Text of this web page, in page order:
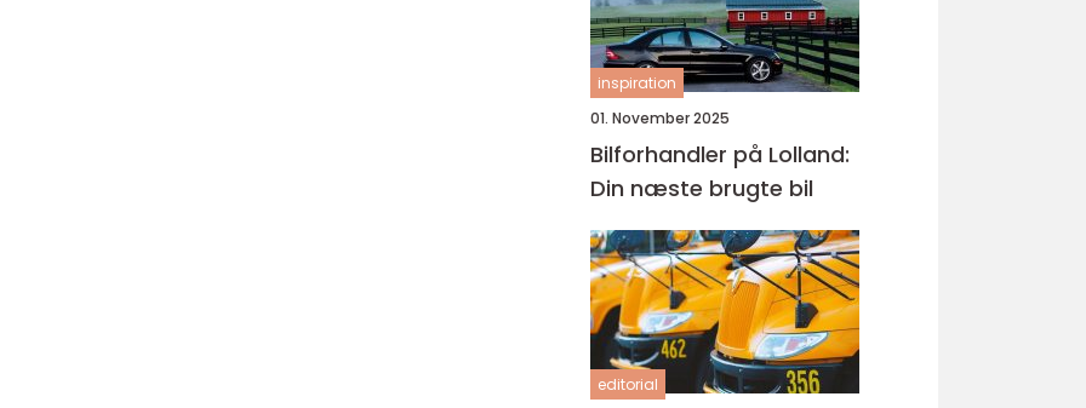
inspiration
01. November 2025
Bilforhandler på Lolland:
Din næste brugte bil
editorial